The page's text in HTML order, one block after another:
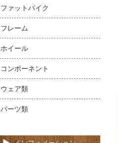
ファットバイク
フレーム
ホイール
コンポーネント
ウェア類
パーツ類